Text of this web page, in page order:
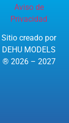
Aviso de
Privacidad
Sitio creado por
DEHU MODELS
® 2026 – 2027